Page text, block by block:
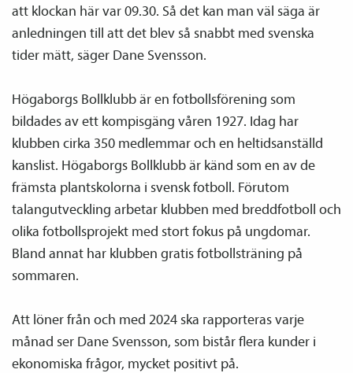
att klockan här var 09.30. Så det kan man väl säga är
anledningen till att det blev så snabbt med svenska
tider mätt, säger Dane Svensson.
Högaborgs Bollklubb är en fotbollsförening som
bildades av ett kompisgäng våren 1927. Idag har
klubben cirka 350 medlemmar och en heltidsanställd
kanslist. Högaborgs Bollklubb är känd som en av de
främsta plantskolorna i svensk fotboll. Förutom
talangutveckling arbetar klubben med breddfotboll och
olika fotbollsprojekt med stort fokus på ungdomar.
Bland annat har klubben gratis fotbollsträning på
sommaren.
Att löner från och med 2024 ska rapporteras varje
månad ser Dane Svensson, som bistår flera kunder i
ekonomiska frågor, mycket positivt på.